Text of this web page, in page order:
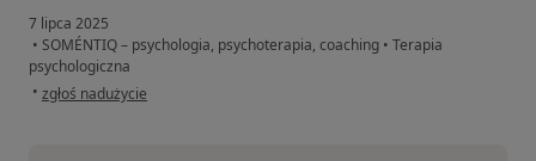
7 lipca 2025
• SOMÉNTIQ – psychologia, psychoterapia, coaching • Terapia
psychologiczna
• w opinii użytkownika Julia
zgłoś nadużycie